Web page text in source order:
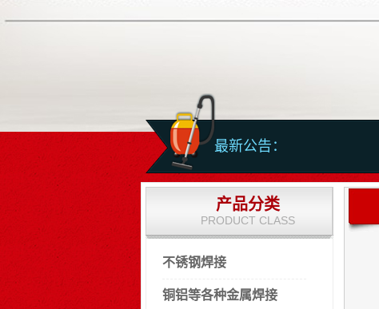
最新公告：
产品分类
PRODUCT CLASS
不锈钢焊接
铜铝等各种金属焊接